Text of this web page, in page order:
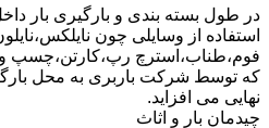
در طول بسته بندی و بارگیری بار
استفاده از وسایلی چون نایلکس،نایلون
فوم،طناب،استرچ رپ،کارتن،چسپ
که توسط شرکت باربری به محل
نهایی می افزاید.
چیدمان بار و اثاث